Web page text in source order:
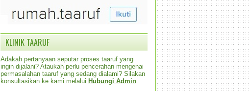
KLINIK TAARUF
Adakah pertanyaan seputar proses taaruf yang
ingin dijalani? Ataukah perlu pencerahan mengenai
permasalahan taaruf yang sedang dialami? Silakan
konsultasikan ke kami melalui Hubungi Admin